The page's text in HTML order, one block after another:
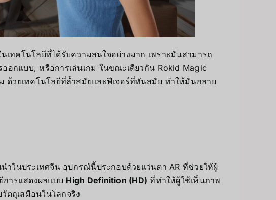
เทคโนโลยีที่ได้รับความสนใจอย่างมาก เพราะมันสามารถ
อกแบบ, หรือการเล่นเกม ในขณะเดียวกัน Rokid Magic
ด้วยเทคโนโลยีที่ล้ำสมัยและฟีเจอร์ที่ทันสมัย ทำให้มันกลาย
ำในประเทศจีน อุปกรณ์นี้ประกอบด้วยแว่นตา AR ที่ช่วยให้ผู้
การแสดงผลแบบ High Definition (HD) ที่ทำให้ผู้ใช้เห็นภาพ
ตถุเสมือนในโลกจริง